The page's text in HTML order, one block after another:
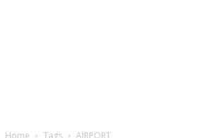
Home Tags AIRPORT